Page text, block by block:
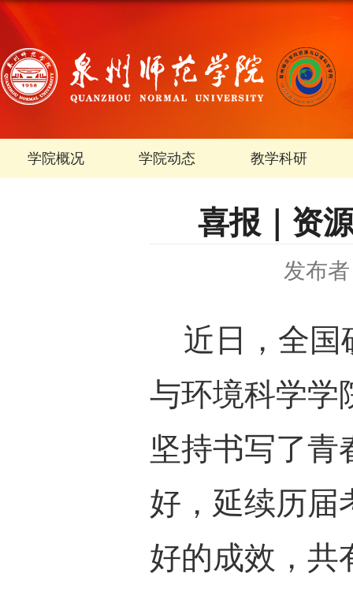
学院概况 学院动态 教学科研
喜报｜资
发布
近日，全国
与环境科学学
坚持书写了青
好，延续历届
好的成效，共